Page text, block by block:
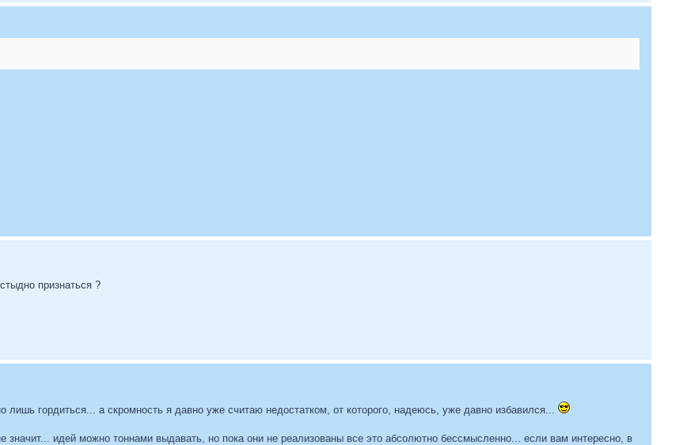
признаться ?
лишь гордиться... а скромность я давно уже считаю недостатком, от которого, надеюсь, уже давно избавился...
значит... идей можно тоннами выдавать, но пока они не реализованы все это абсолютно бессмысленно... если вам интересно, в